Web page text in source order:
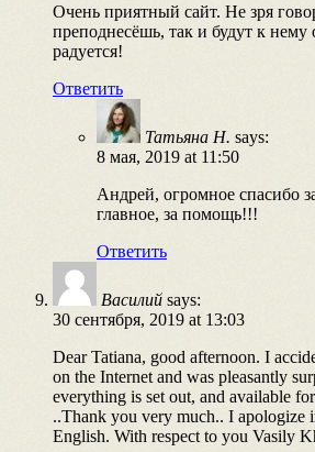
Очень приятный сайт. Не зря
преподнесёшь, так и будут к нему
радуется!
Ответить
Татьяна Н. says:
8 мая, 2019 at 11:50
Андрей, огромное спасибо
главное, за помощь!!!
Ответить
Василий says:
30 сентября, 2019 at 13:03
Dear Tatiana, good afternoon. I
on the Internet and was pleasantly
everything is set out, and available
..Thank you very much.. I apologize
English. With respect to you Vasily